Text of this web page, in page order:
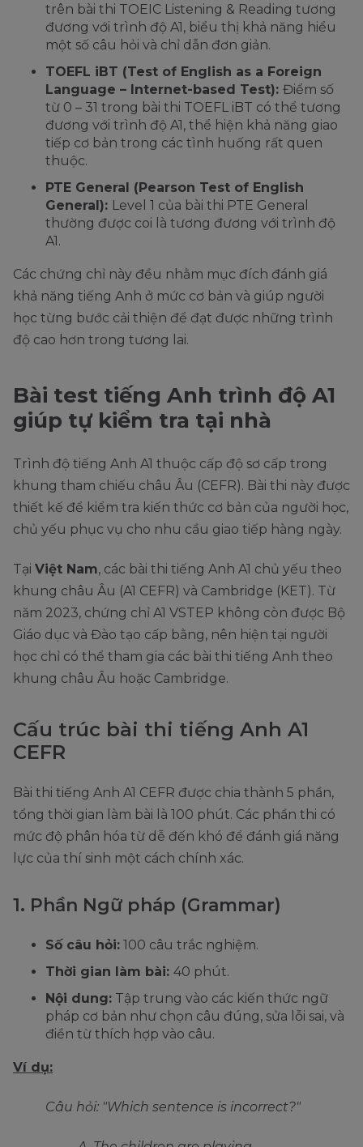
trên bài thi TOEIC Listening & Reading tương
đương với trình độ A1, biểu thị khả năng hiểu
một số câu hỏi và chỉ dẫn đơn giản.
TOEFL iBT (Test of English as a Foreign
Language – Internet-based Test): Điểm số
từ 0 – 31 trong bài thi TOEFL iBT có thể tương
đương với trình độ A1, thể hiện khả năng giao
tiếp cơ bản trong các tình huống rất quen
thuộc.
PTE General (Pearson Test of English
General): Level 1 của bài thi PTE General
thường được coi là tương đương với trình độ
A1.
Các chứng chỉ này đều nhằm mục đích đánh giá
khả năng tiếng Anh ở mức cơ bản và giúp người
học từng bước cải thiện để đạt được những trình
độ cao hơn trong tương lai.
Bài test tiếng Anh trình độ A1
giúp tự kiểm tra tại nhà
Trình độ tiếng Anh A1 thuộc cấp độ sơ cấp trong
khung tham chiếu châu Âu (CEFR). Bài thi này được
thiết kế để kiểm tra kiến thức cơ bản của người học,
chủ yếu phục vụ cho nhu cầu giao tiếp hàng ngày.
Tại Việt Nam, các bài thi tiếng Anh A1 chủ yếu theo
khung châu Âu (A1 CEFR) và Cambridge (KET). Từ
năm 2023, chứng chỉ A1 VSTEP không còn được Bộ
Giáo dục và Đào tạo cấp bằng, nên hiện tại người
học chỉ có thể tham gia các bài thi tiếng Anh theo
khung châu Âu hoặc Cambridge.
Cấu trúc bài thi tiếng Anh A1
CEFR
Bài thi tiếng Anh A1 CEFR được chia thành 5 phần,
tổng thời gian làm bài là 100 phút. Các phần thi có
mức độ phân hóa từ dễ đến khó để đánh giá năng
lực của thí sinh một cách chính xác.
1. Phần Ngữ pháp (Grammar)
Số câu hỏi: 100 câu trắc nghiệm.
Thời gian làm bài: 40 phút.
Nội dung: Tập trung vào các kiến thức ngữ
pháp cơ bản như chọn câu đúng, sửa lỗi sai, và
điền từ thích hợp vào câu.
Ví dụ:
Câu hỏi: "Which sentence is incorrect?"